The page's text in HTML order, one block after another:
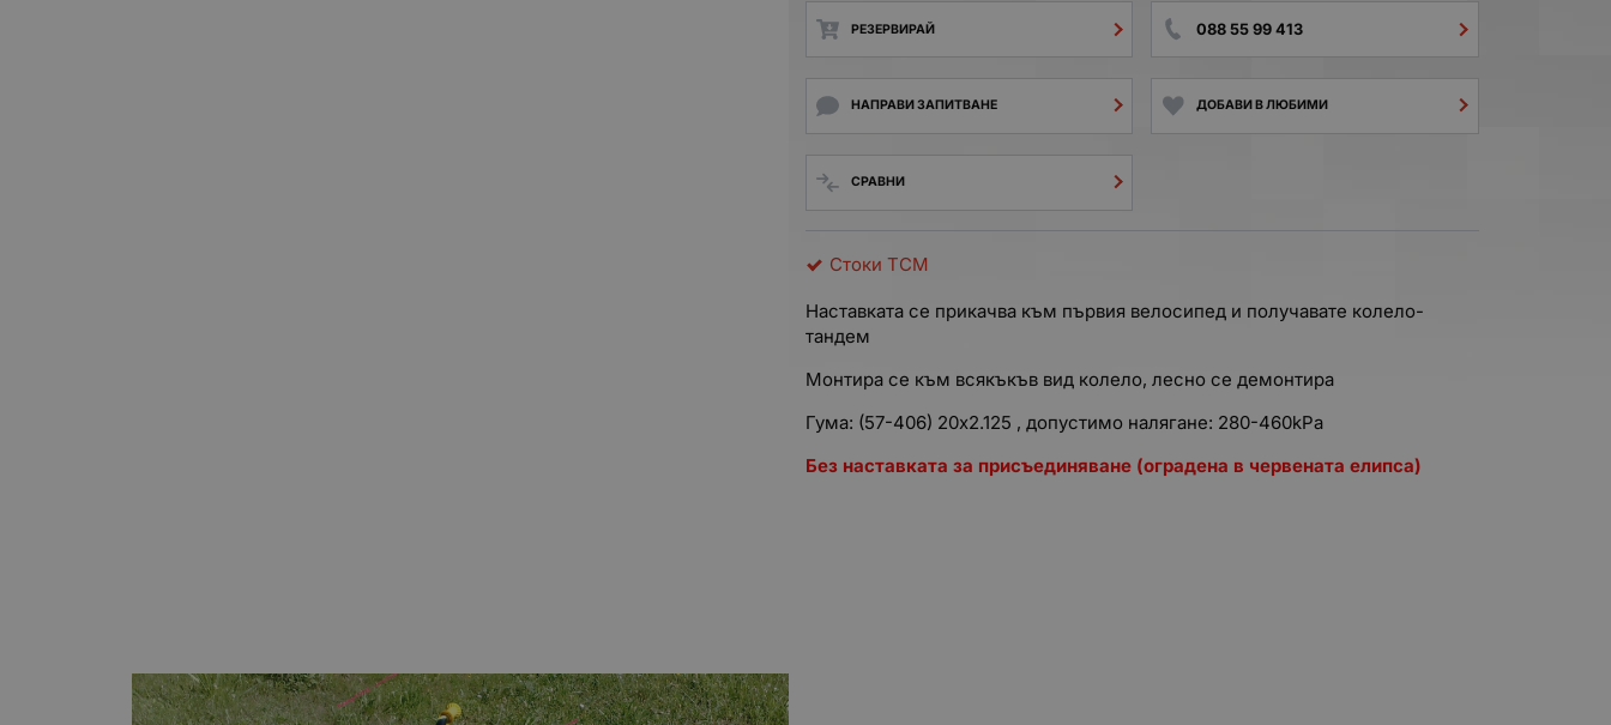
РЕЗЕРВИРАЙ 088 55 99 413
НАПРАВИ ЗАПИТВАНЕ ДОБАВИ В ЛЮБИМИ
СРАВНИ
Стоки TCM
Наставката се прикачва към първия велосипед и получавате колело-
тандем
Монтира се към всякъкъв вид колело, лесно се демонтира
Гума: (57-406) 20x2.125 , допустимо налягане: 280-460kPa
Без наставката за присъединяване (оградена в червената елипса)